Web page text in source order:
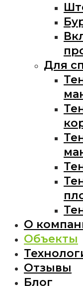
Для
О
Объекты
Отзывы
Блог